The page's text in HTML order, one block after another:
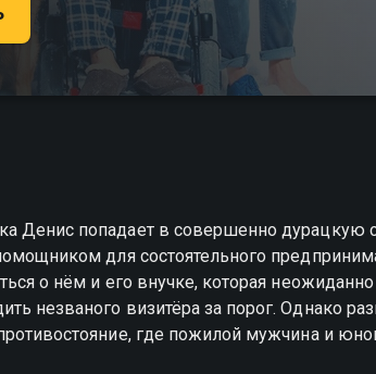
Денис попадает в совершенно дурацкую
для состоятельного
о нём и его внучке, которая
незваного визитёра за порог. Однако
где пожилой мужчина и
поединок поражает странными и